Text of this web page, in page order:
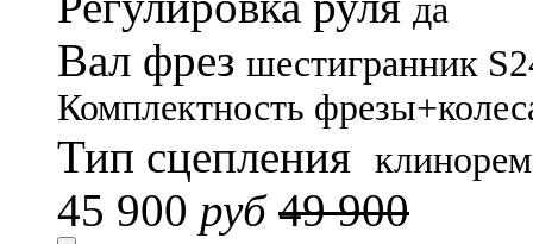
да
Вал фрез шестигранник
Комплектность
Тип сцепления
45 900 руб 49 900